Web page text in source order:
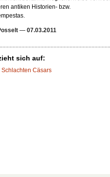
antiken Historien- bzw.
— 07.03.2011
sich auf:
Schlachten Cäsars